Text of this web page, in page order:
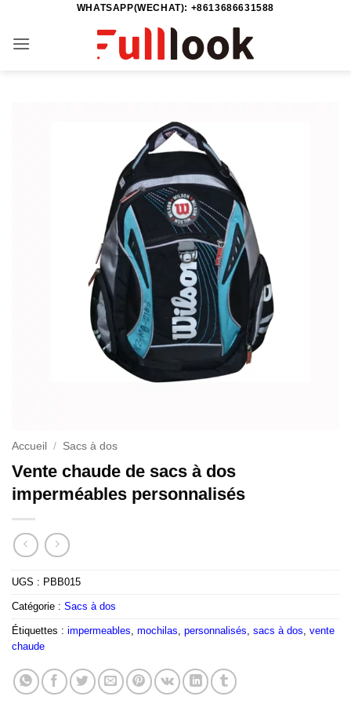
contenu
WHATSAPP(WECHAT): +8613686631588
Accueil / Sacs à dos
Vente chaude de sacs à dos
imperméables personnalisés
UGS : PBB015
Catégorie : Sacs à dos
Étiquettes : impermeables, mochilas, personnalisés, sacs à dos, vente
chaude